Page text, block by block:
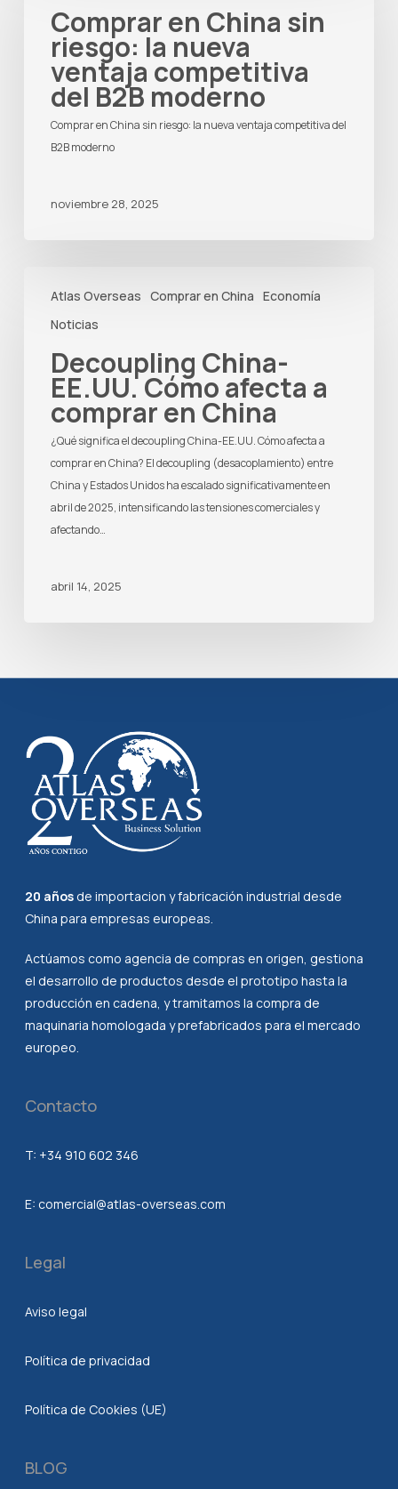
China
riesgo:
nueva
ventaja
competitiva
moderno
Comprar en China sin
riesgo: la nueva
ventaja competitiva
del B2B moderno
Comprar en China sin riesgo: la nueva ventaja competitiva del
B2B moderno
noviembre 28, 2025
Atlas Overseas Comprar en China Economía
Noticias
China-
EE.UU.
afecta
comprar
Decoupling China-
EE.UU. Cómo afecta a
comprar en China
¿Qué significa el decoupling China-EE.UU. Cómo afecta a
comprar en China? El decoupling (desacoplamiento) entre
China y Estados Unidos ha escalado significativamente en
abril de 2025, intensificando las tensiones comerciales y
afectando…
abril 14, 2025
20 años de importacion y fabricación industrial desde
China para empresas europeas.
Actúamos como agencia de compras en origen, gestiona
el desarrollo de productos desde el prototipo hasta la
producción en cadena, y tramitamos la compra de
maquinaria homologada y prefabricados para el mercado
europeo.
Contacto
T: +34 910 602 346
E: comercial@atlas-overseas.com
Legal
Aviso legal
Política de privacidad
Política de Cookies (UE)
BLOG